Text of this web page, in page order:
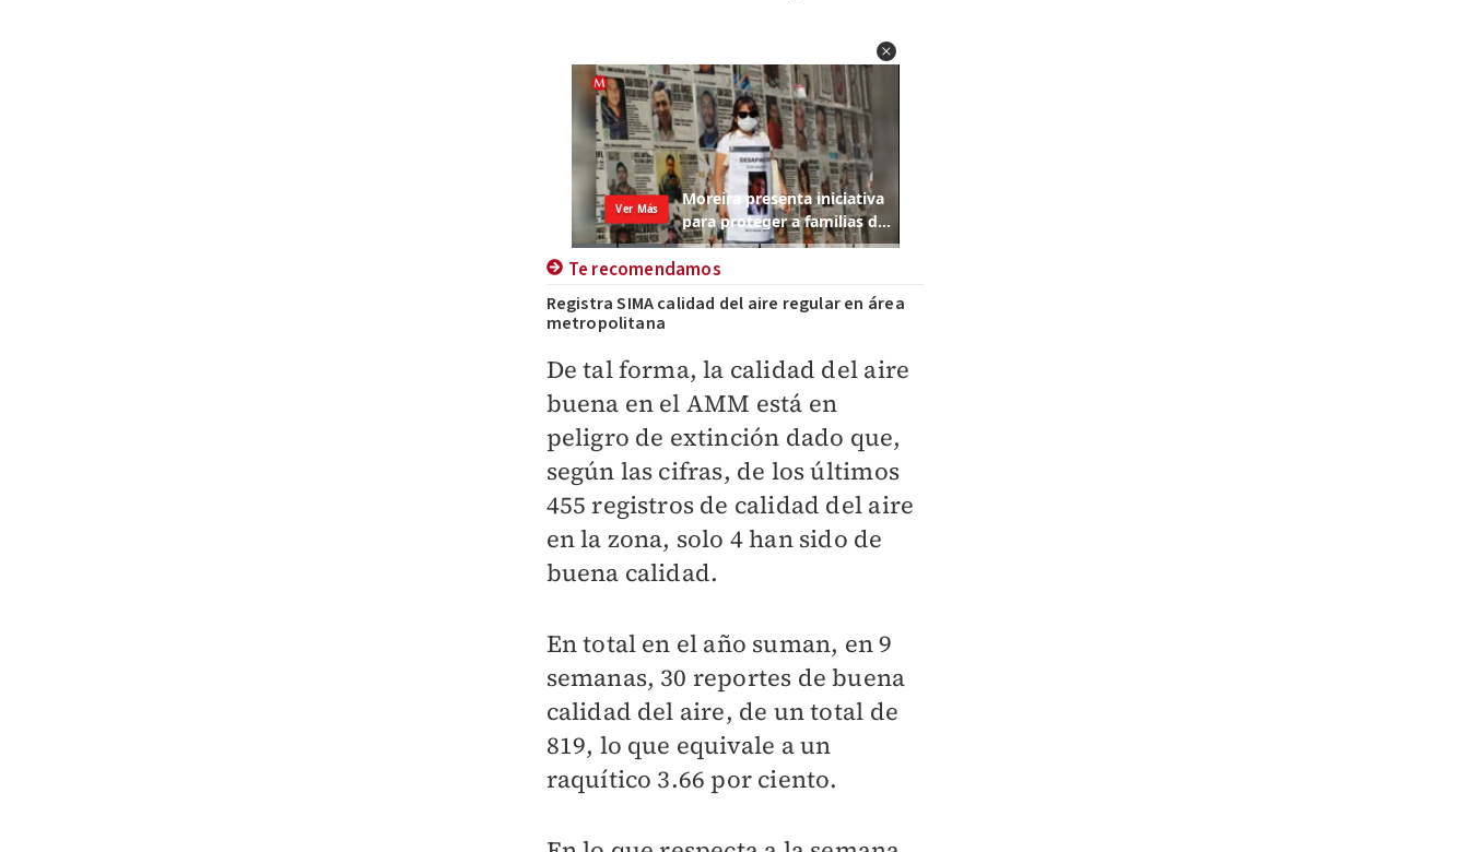
Te recomendamos
Registra SIMA calidad del aire regular en área
metropolitana
De tal forma, la calidad del aire
buena en el AMM está en
peligro de extinción dado que,
según las cifras, de los últimos
455 registros de calidad del aire
en la zona, solo 4 han sido de
buena calidad.
En total en el año suman, en 9
semanas, 30 reportes de buena
calidad del aire, de un total de
819, lo que equivale a un
raquítico 3.66 por ciento.